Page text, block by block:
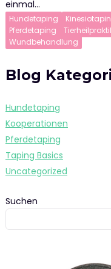
einmal…
Hundetaping
Pferdetaping
Wundbehandlung
Blog
Hundetaping
Kooperationen
Pferdetaping
Taping Basics
Uncategorized
Suchen